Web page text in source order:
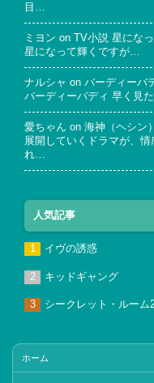
目…
ミヨン on TV小説 星にな
星になって輝くですが…
ナルシャ on バーディーバ
バーディーバディ 早く見た
愛ちゃん on 海神（ヘシン）
展開していくドラマが、
れ…
人気記事
イヴの誘惑
キッドギャング
シークレット・ルーム
ホーム